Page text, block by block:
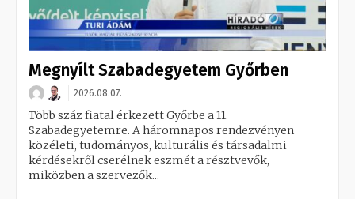
Megnyílt Szabadegyetem Győrben
2026.08.07.
Több száz fiatal érkezett Győrbe a 11.
Szabadegyetemre. A háromnapos rendezvényen
közéleti, tudományos, kulturális és társadalmi
kérdésekről cserélnek eszmét a résztvevők,
miközben a szervezők...